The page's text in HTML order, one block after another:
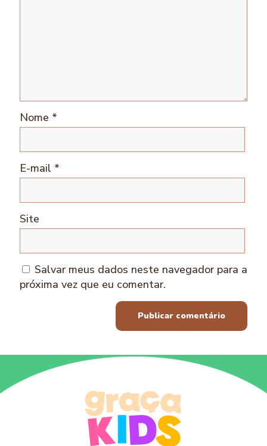
Nome *
E-mail *
Site
Salvar meus dados neste navegador para a
próxima vez que eu comentar.